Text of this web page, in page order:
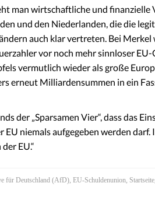
man wirtschaftliche und finanzielle
und den Niederlanden, die die
auch klar vertreten. Bei Merkel
vor noch mehr sinnloser
vermutlich wieder als große
erneut Milliardensummen in ein
der „Sparsamen Vier“, dass das
niemals aufgegeben werden darf.
EU.“
für Deutschland (AfD) EU-Schuldenunion Startseite